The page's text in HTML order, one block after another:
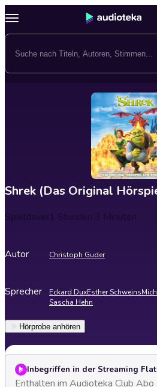
Shrek (Das Original
Spieldauer1 Stunden 3 Minuten
Autor Christoph Guder
Sprecher Eckard DuxEsther Schweins
Sascha Hehn
Hörprobe anhören
Inbegriffen in der Streaming
Enthalten im Audioteka Club Abo